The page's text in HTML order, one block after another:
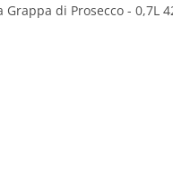
di Prosecco - 0,7L
von 4.9 von 5 Sternen